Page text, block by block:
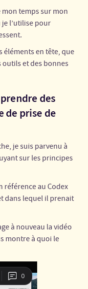
mon temps sur mon
l’utilise pour
éléments en tête, que
outils et des bonnes
des
de prise de
je suis parvenu à
sur les principes
référence au Codex
dans lequel il prenait
à nouveau la vidéo
montre à quoi le